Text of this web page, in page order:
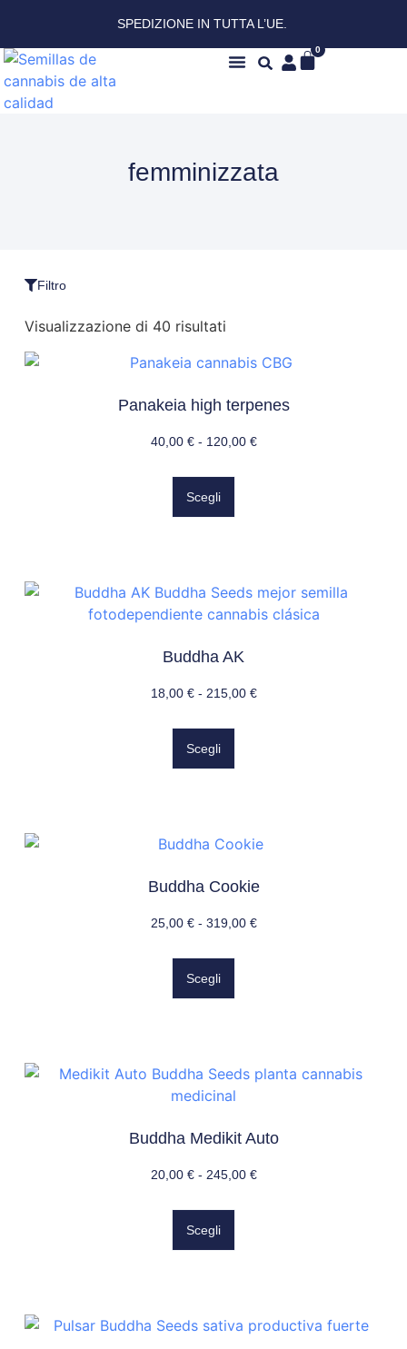
SPEDIZIONE IN TUTTA L’UE.
0
femminizzata
Filtro
Visualizzazione di 40 risultati
Panakeia high terpenes
40,00 € - 120,00 €
Scegli
Buddha AK
18,00 € - 215,00 €
Scegli
Buddha Cookie
25,00 € - 319,00 €
Scegli
Buddha Medikit Auto
20,00 € - 245,00 €
Scegli